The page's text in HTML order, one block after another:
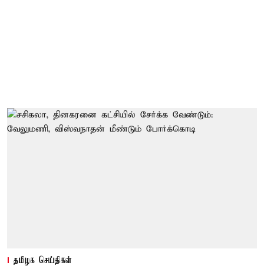
தமிழக செய்திகள்